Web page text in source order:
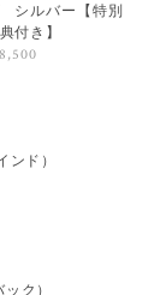
シルバー【特別
付き】
ド）
ク）